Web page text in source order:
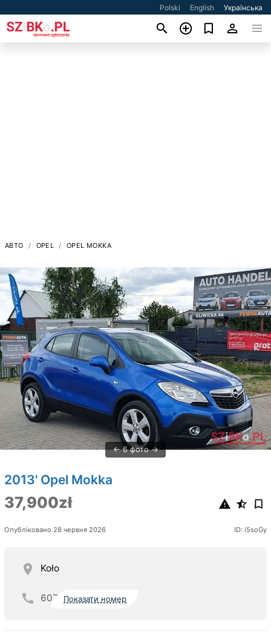
Polski English Українська
АВТО OPEL OPEL MOKKA
6 фото
2013' Opel Mokka
37,900zł
Опубліковано 28 червня 2026 ID: i5soGy
Koło
607 Показати номер